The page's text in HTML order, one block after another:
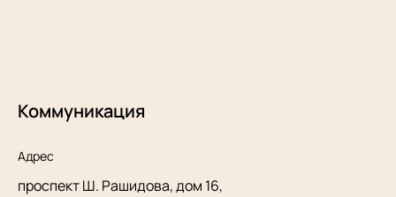
Коммуникация
Адрес
проспект Ш. Рашидова, дом 16,